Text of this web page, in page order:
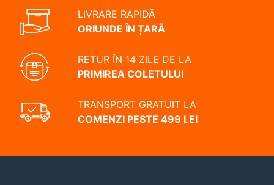
LIVRARE RAPIDĂ
ORIUNDE ÎN ȚARĂ
RETUR ÎN 14 ZILE DE LA
PRIMIREA COLETULUI
TRANSPORT GRATUIT LA
COMENZI PESTE 499 LEI